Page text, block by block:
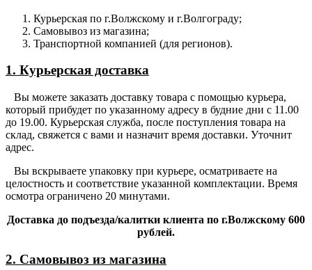
Курьерская по г.Волжскому и г.Волгограду;
Самовывоз из магазина;
Транспортной компанией (для регионов).
1. Курьерская доставка
Вы можете заказать доставку товара с помощью курьера,
который прибудет по указанному адресу в будние дни с 11.00
до 19.00. Курьерская служба, после поступления товара на
склад, свяжется с вами и назначит время доставки. Уточнит
адрес.
Вы вскрываете упаковку при курьере, осматриваете на
целостность и соответствие указанной комплектации. Время
осмотра ограничено 20 минутами.
Доставка до подъезда/калитки клиента по г.Волжскому 600
рублей.
2. Самовывоз из магазина